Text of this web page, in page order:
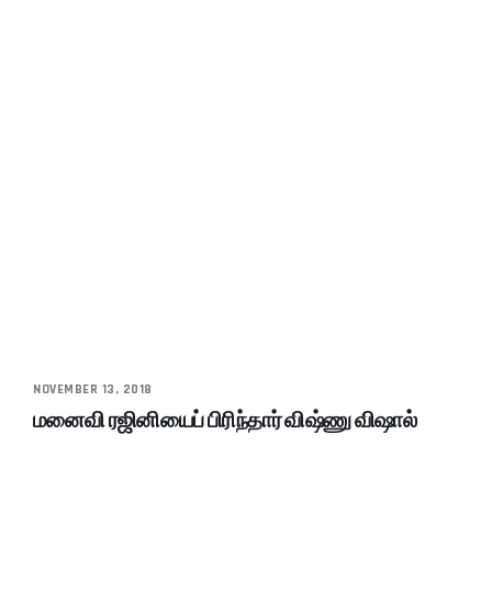
NOVEMBER 13, 2018
மனைவி ரஜினியைப் பிரிந்தார் விஷ்ணு விஷால்